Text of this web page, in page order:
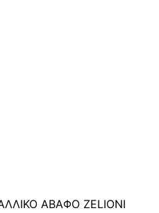
ΑΒΑΦΟ ZELIONI